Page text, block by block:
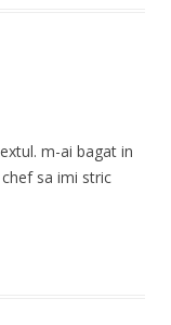
m-ai bagat in
sa imi stric